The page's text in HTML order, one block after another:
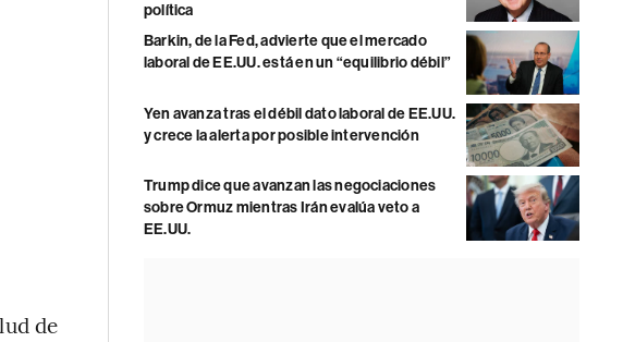
de
política
Barkin, de la Fed, advierte que el mercado
laboral de EE.UU. está en un “equilibrio débil”
Yen avanza tras el débil dato laboral de EE.UU.
y crece la alerta por posible intervención
Trump dice que avanzan las negociaciones
sobre Ormuz mientras Irán evalúa veto a
EE.UU.